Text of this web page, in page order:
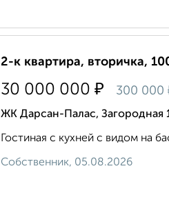
2-к квартира, вторичка,
30 000 000 ₽ 300 000
ЖК Дарсан-Палас, Загородная
Гостиная с кухней с видом на
Собственник, 05.08.2026